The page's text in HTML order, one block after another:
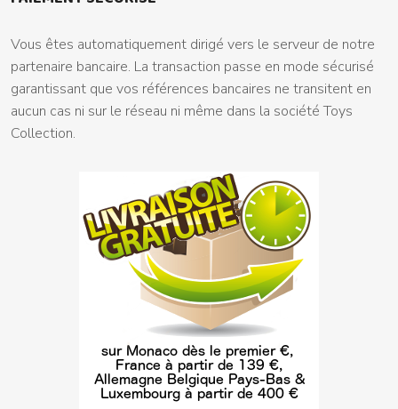
Vous êtes automatiquement dirigé vers le serveur de notre
partenaire bancaire. La transaction passe en mode sécurisé
garantissant que vos références bancaires ne transitent en
aucun cas ni sur le réseau ni même dans la société Toys
Collection.